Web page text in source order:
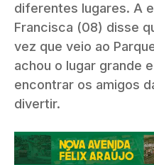
diferentes lugares. A
Francisca (08) disse
vez que veio ao
achou o lugar grande
encontrar os amigos
divertir.